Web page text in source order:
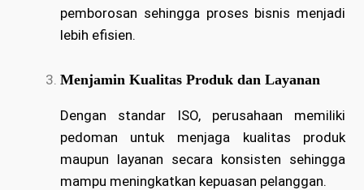
pemborosan sehingga proses bisnis menjadi
lebih efisien.
Menjamin Kualitas Produk dan Layanan
Dengan standar ISO, perusahaan memiliki
pedoman untuk menjaga kualitas produk
maupun layanan secara konsisten sehingga
mampu meningkatkan kepuasan pelanggan.